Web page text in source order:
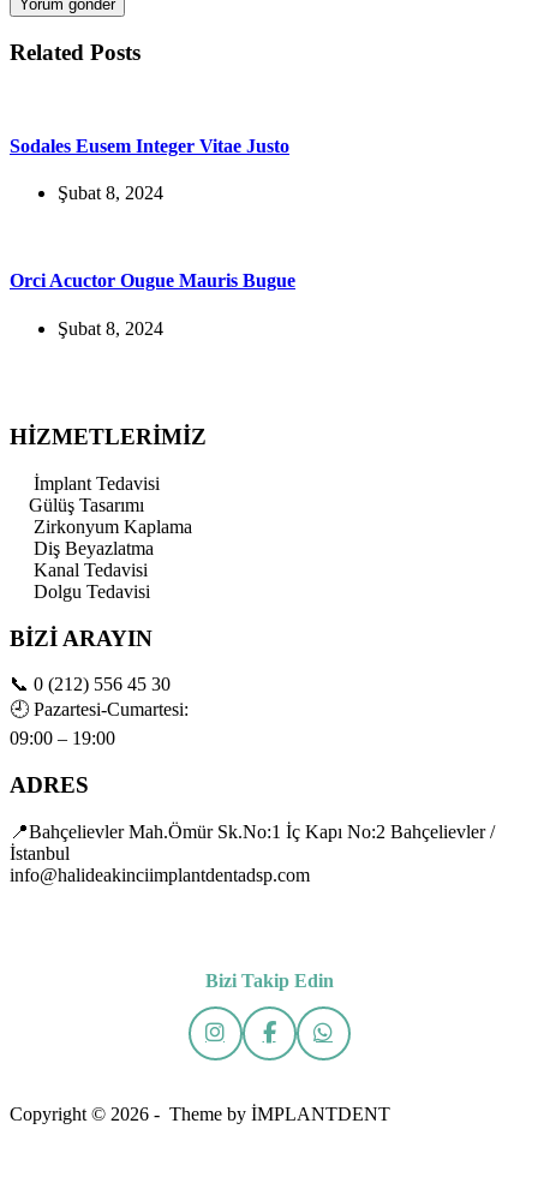
Yorum gönder
Related Posts
Sodales Eusem Integer Vitae Justo
Şubat 8, 2024
Orci Acuctor Ougue Mauris Bugue
Şubat 8, 2024
HİZMETLERİMİZ
İmplant Tedavisi
Gülüş Tasarımı
Zirkonyum Kaplama
Diş Beyazlatma
Kanal Tedavisi
Dolgu Tedavisi
BİZİ ARAYIN
📞 0 (212) 556 45 30
🕘 Pazartesi-Cumartesi:
09:00 – 19:00
ADRES
📍Bahçelievler Mah.Ömür Sk.No:1 İç Kapı No:2 Bahçelievler /
İstanbul
info@halideakinciimplantdentadsp.com
Bizi Takip Edin
Copyright © 2026 - Theme by İMPLANTDENT